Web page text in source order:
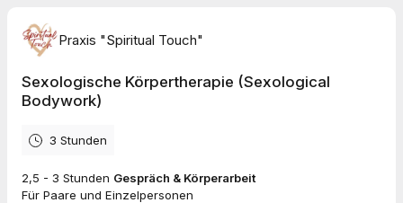
Praxis "Spiritual Touch"
Sexologische Körpertherapie (Sexological
Bodywork)
3 Stunden
2,5 - 3 Stunden Gespräch & Körperarbeit
Für Paare und Einzelpersonen